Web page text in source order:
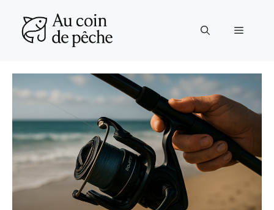
contenu
Menu